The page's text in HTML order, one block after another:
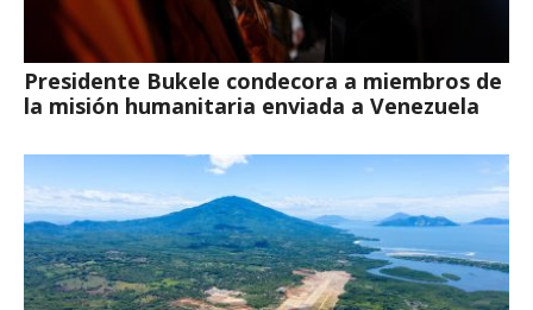
Presidente Bukele condecora a miembros de
la misión humanitaria enviada a Venezuela